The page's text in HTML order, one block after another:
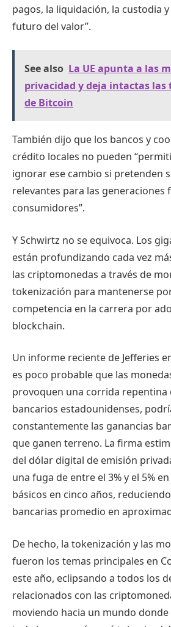
pagos, la liquidación, la custodia
futuro del valor”.
See also La UE apunta a las
privacidad y deja intactas las
de Bitcoin
También dijo que los bancos y
crédito locales no pueden
ignorar ese cambio si pretenden
relevantes para las generaciones
consumidores”.
Y Schwirtz no se equivoca. Los
están profundizando cada vez
las criptomonedas a través de
tokenización para mantenerse
competencia en la carrera por
blockchain.
Un informe reciente de Jefferies
es poco probable que las
provoquen una corrida repentina
bancarios estadounidenses,
constantemente las ganancias
que ganen terreno. La firma
del dólar digital de emisión
una fuga de entre el 3% y el 5%
básicos en cinco años,
bancarias promedio en
De hecho, la tokenización y las
fueron los temas principales en
este año, eclipsando a todos los
relacionados con las
moviendo hacia un mundo